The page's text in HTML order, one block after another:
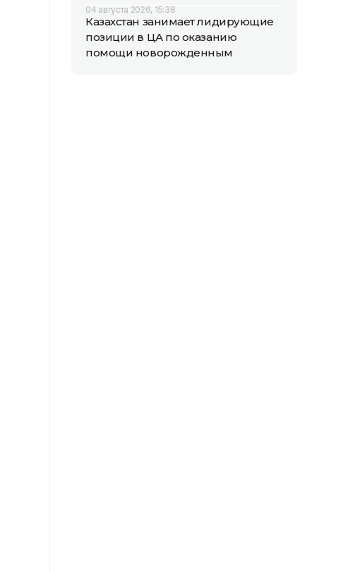
04 августа 2026, 15:38
Казахстан занимает лидирующие
позиции в ЦА по оказанию
помощи новорожденным